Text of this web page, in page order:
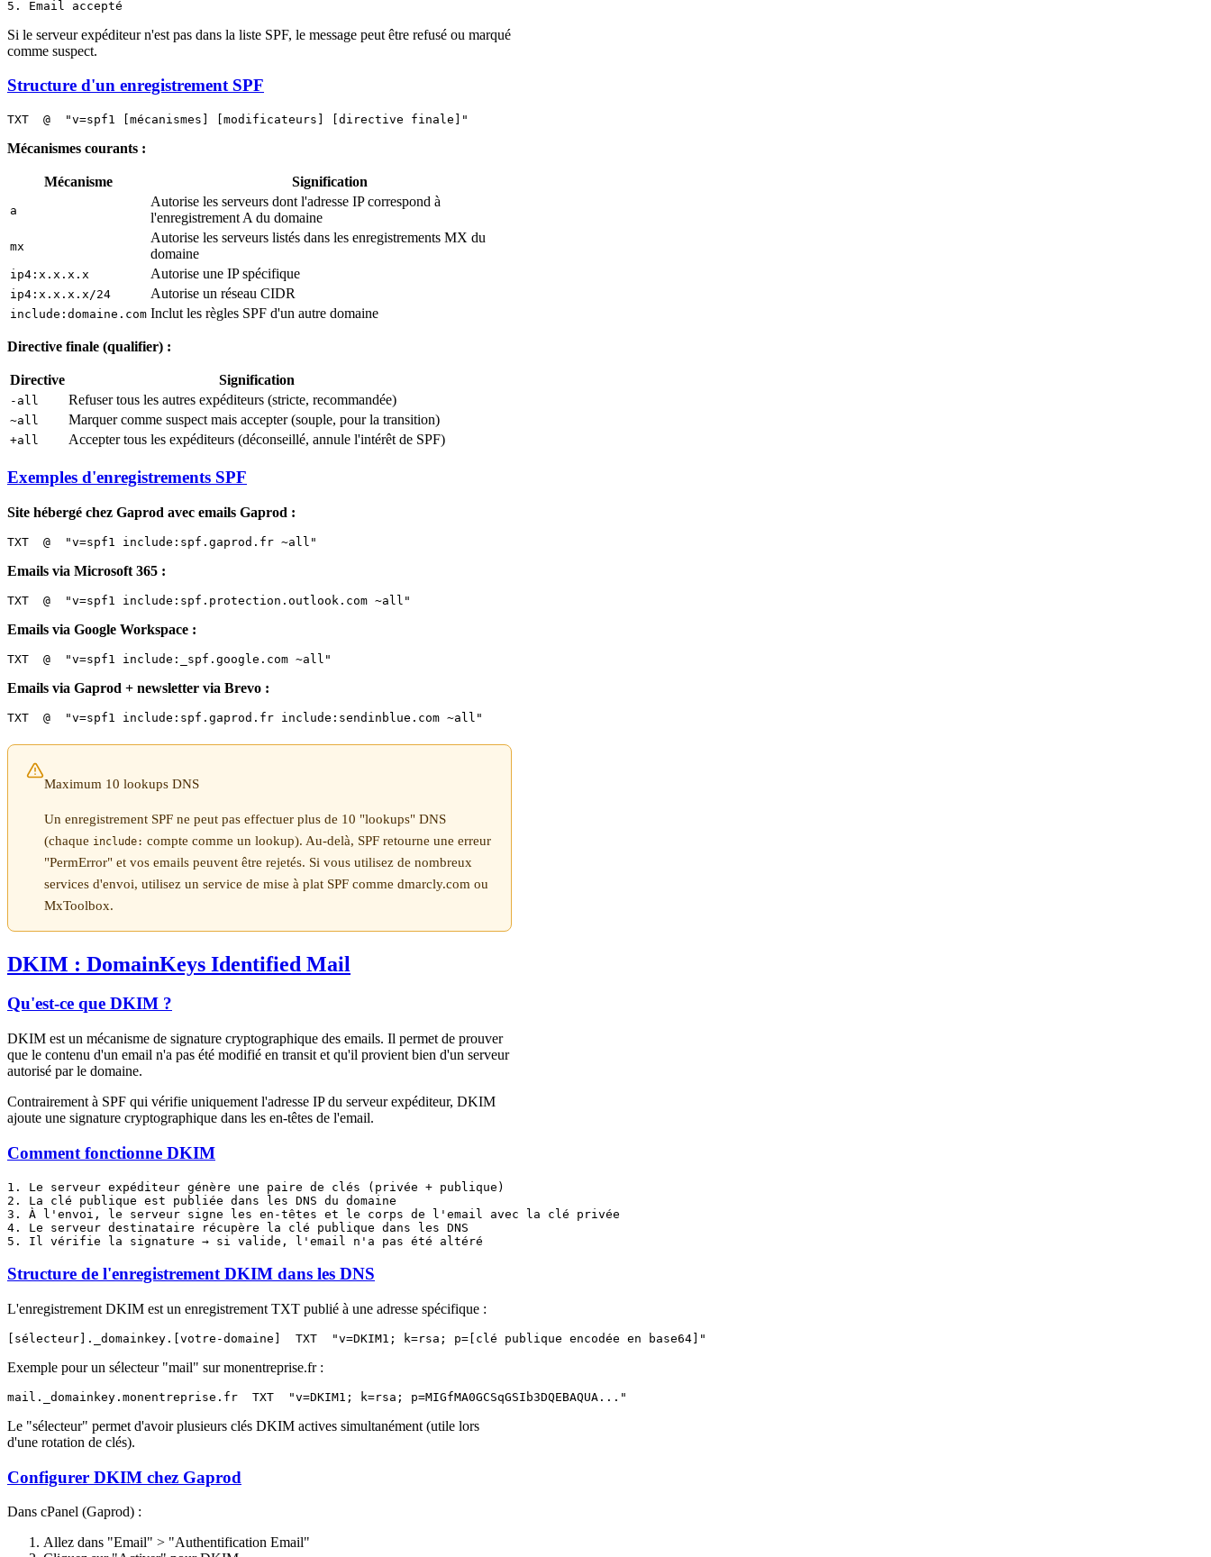
Si le serveur expéditeur n'est pas dans la liste SPF, le message peut être refusé ou marqué
comme suspect.
Structure d'un enregistrement SPF
Mécanismes courants :
Mécanisme Signification
a
Autorise les serveurs dont l'adresse IP correspond à
l'enregistrement A du domaine
mx
Autorise les serveurs listés dans les enregistrements MX du
domaine
ip4:x.x.x.x Autorise une IP spécifique
ip4:x.x.x.x/24 Autorise un réseau CIDR
include:domaine.com Inclut les règles SPF d'un autre domaine
Directive finale (qualifier) :
Directive Signification
-all Refuser tous les autres expéditeurs (stricte, recommandée)
~all Marquer comme suspect mais accepter (souple, pour la transition)
+all Accepter tous les expéditeurs (déconseillé, annule l'intérêt de SPF)
Exemples d'enregistrements SPF
Site hébergé chez Gaprod avec emails Gaprod :
Emails via Microsoft 365 :
Emails via Google Workspace :
Emails via Gaprod + newsletter via Brevo :
Maximum 10 lookups DNS
Un enregistrement SPF ne peut pas effectuer plus de 10 "lookups" DNS
(chaque include: compte comme un lookup). Au-delà, SPF retourne une erreur
"PermError" et vos emails peuvent être rejetés. Si vous utilisez de nombreux
services d'envoi, utilisez un service de mise à plat SPF comme dmarcly.com ou
MxToolbox.
DKIM : DomainKeys Identified Mail
Qu'est-ce que DKIM ?
DKIM est un mécanisme de signature cryptographique des emails. Il permet de prouver
que le contenu d'un email n'a pas été modifié en transit et qu'il provient bien d'un serveur
autorisé par le domaine.
Contrairement à SPF qui vérifie uniquement l'adresse IP du serveur expéditeur, DKIM
ajoute une signature cryptographique dans les en-têtes de l'email.
Comment fonctionne DKIM
1. Le serveur expéditeur génère une paire de clés (privée + publique)
2. La clé publique est publiée dans les DNS du domaine
3. À l'envoi, le serveur signe les en-têtes et le corps de l'email avec la clé privée
4. Le serveur destinataire récupère la clé publique dans les DNS
Structure de l'enregistrement DKIM dans les DNS
L'enregistrement DKIM est un enregistrement TXT publié à une adresse spécifique :
Exemple pour un sélecteur "mail" sur monentreprise.fr :
Le "sélecteur" permet d'avoir plusieurs clés DKIM actives simultanément (utile lors
d'une rotation de clés).
Configurer DKIM chez Gaprod
Dans cPanel (Gaprod) :
Allez dans "Email" > "Authentification Email"